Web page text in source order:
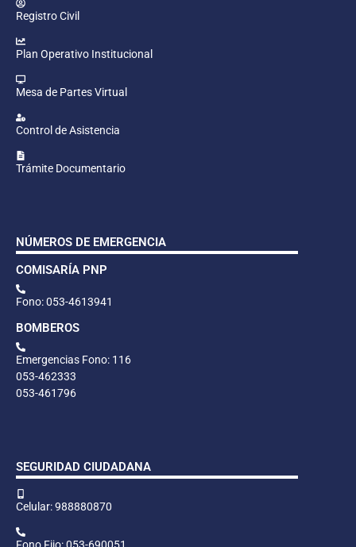
Registro Civil
Plan Operativo Institucional
Mesa de Partes Virtual
Control de Asistencia
Trámite Documentario
NÚMEROS DE EMERGENCIA
COMISARÍA PNP
Fono: 053-4613941
BOMBEROS
Emergencias Fono: 116
053-462333
053-461796
SEGURIDAD CIUDADANA
Celular: 988880870
Fono Fijo: 053-690051